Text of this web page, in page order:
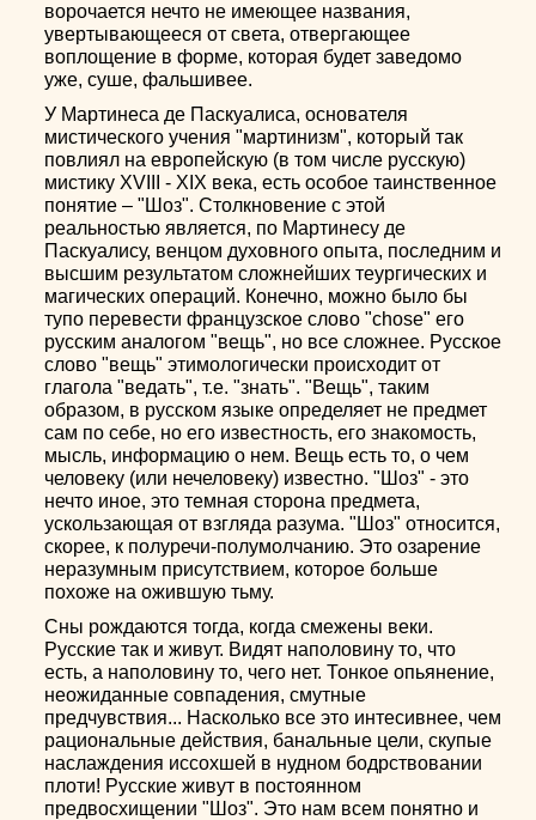
ворочается нечто не имеющее названия,
увертывающееся от света, отвергающее
воплощение в форме, которая будет заведомо
уже, суше, фальшивее.
У Мартинеса де Паскуалиса, основателя
мистического учения "мартинизм", который так
повлиял на европейскую (в том числе русскую)
мистику XVIII - XIX века, есть особое таинственное
понятие – "Шоз". Столкновение с этой
реальностью является, по Мартинесу де
Паскуалису, венцом духовного опыта, последним и
высшим результатом сложнейших теургических и
магических операций. Конечно, можно было бы
тупо перевести французское слово "chose" его
русским аналогом "вещь", но все сложнее. Русское
слово "вещь" этимологически происходит от
глагола "ведать", т.е. "знать". "Вещь", таким
образом, в русском языке определяет не предмет
сам по себе, но его известность, его знакомость,
мысль, информацию о нем. Вещь есть то, о чем
человеку (или нечеловеку) известно. "Шоз" - это
нечто иное, это темная сторона предмета,
ускользающая от взгляда разума. "Шоз" относится,
скорее, к полуречи-полумолчанию. Это озарение
неразумным присутствием, которое больше
похоже на ожившую тьму.
Сны рождаются тогда, когда смежены веки.
Русские так и живут. Видят наполовину то, что
есть, а наполовину то, чего нет. Тонкое опьянение,
неожиданные совпадения, смутные
предчувствия... Насколько все это интесивнее, чем
рациональные действия, банальные цели, скупые
наслаждения иссохшей в нудном бодрствовании
плоти! Русские живут в постоянном
предвосхищении "Шоз". Это нам всем понятно и